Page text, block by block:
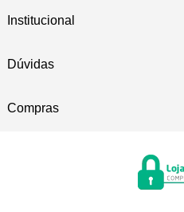
Institucional
Dúvidas
Compras